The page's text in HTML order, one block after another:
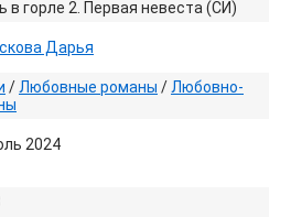
в горле 2. Первая невеста (СИ)
Дарья
/ Любовные романы / Любовно-
2024